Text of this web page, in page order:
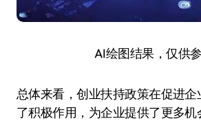
AI绘图结果，仅供
总体来看，创业扶持政策在促进
了积极作用，为企业提供了更多机